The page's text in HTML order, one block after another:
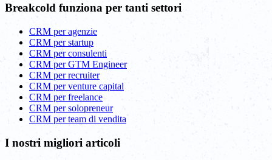
Breakcold funziona per tanti settori
CRM per agenzie
CRM per startup
CRM per consulenti
CRM per GTM Engineer
CRM per recruiter
CRM per venture capital
CRM per freelance
CRM per solopreneur
CRM per team di vendita
I nostri migliori articoli